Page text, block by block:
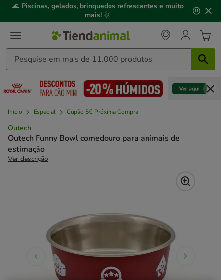
3,
mensagem,
🌊 Piscinas, gelados, brinquedos refrescantes e muito
mais! 🌞
Início Especial Cupão 5€ Próxima Compra
Outech
Outech Funny Bowl comedouro para animais de
estimação
Ver descrição